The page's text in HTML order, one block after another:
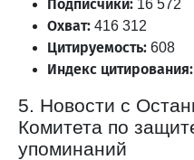
Подписчики: 16 572
Охват: 416 312
Цитируемость: 608
Индекс цитирования:
5. Новости с
Комитета по
упоминаний